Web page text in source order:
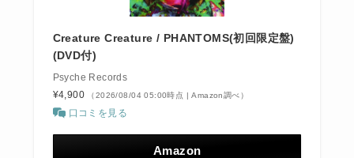
Creature Creature / PHANTOMS(初回限定盤)
(DVD付)
Psyche Records
¥4,900
（2026/08/04 05:00時点 | Amazon調べ）
口コミを見る
Amazon